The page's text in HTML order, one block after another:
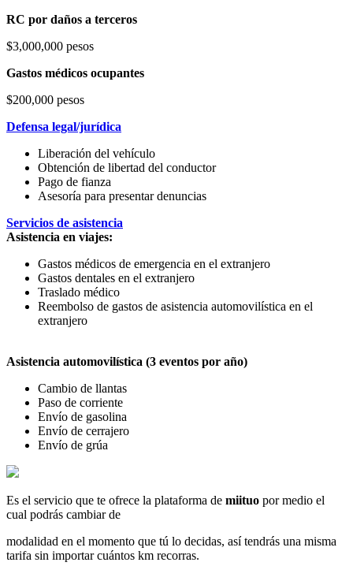
RC por daños a terceros
$3,000,000 pesos
Gastos médicos ocupantes
$200,000 pesos
Defensa legal/jurídica
Liberación del vehículo
Obtención de libertad del conductor
Pago de fianza
Asesoría para presentar denuncias
Servicios de asistencia
Asistencia en viajes:
Gastos médicos de emergencia en el extranjero
Gastos dentales en el extranjero
Traslado médico
Reembolso de gastos de asistencia automovilística en el
extranjero
Asistencia automovilística (3 eventos por año)
Cambio de llantas
Paso de corriente
Envío de gasolina
Envío de cerrajero
Envío de grúa
Es el servicio que te ofrece la plataforma de miituo por medio el
cual podrás cambiar de
modalidad en el momento que tú lo decidas, así tendrás una misma
tarifa sin importar cuántos km recorras.